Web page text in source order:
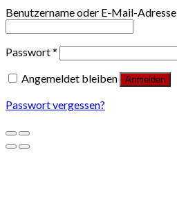
Benutzername oder E-Mail-Adresse
Passwort*
Angemeldet bleiben
Anmelden
Passwort vergessen?